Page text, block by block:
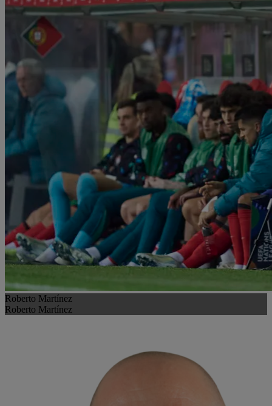
Roberto Martínez
Roberto Martínez